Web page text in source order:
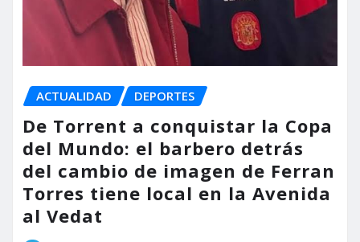
ACTUALIDAD DEPORTES
De Torrent a conquistar la Copa
del Mundo: el barbero detrás
del cambio de imagen de Ferran
Torres tiene local en la Avenida
al Vedat